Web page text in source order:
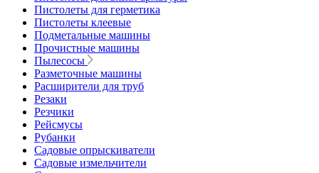
Пистолеты для герметика
Пистолеты клеевые
Подметальные машины
Прочистные машины
Пылесосы
Разметочные машины
Расширители для труб
Резаки
Резчики
Рейсмусы
Рубанки
Садовые опрыскиватели
Садовые измельчители